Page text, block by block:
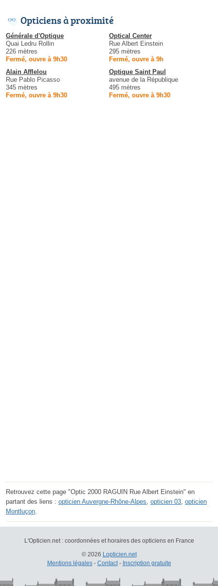
Opticiens à proximité
Générale d'Optique
Quai Ledru Rollin
226 mètres
Fermé, ouvre à 9h30
Optical Center
Rue Albert Einstein
295 mètres
Fermé, ouvre à 9h
Alain Afflelou
Rue Pablo Picasso
345 mètres
Fermé, ouvre à 9h30
Optique Saint Paul
avenue de la République
495 mètres
Fermé, ouvre à 9h30
Retrouvez cette page "Optic 2000 RAGUIN Rue Albert Einstein" en
partant des liens : opticien Auvergne-Rhône-Alpes, opticien 03, opticien
Montluçon.
L'Opticien.net : coordonnées et horaires des opticiens en France
© 2026 Lopticien.net
Mentions légales- Contact- Inscription gratuite